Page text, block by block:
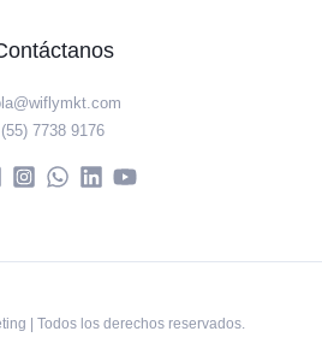
(55) 7738 9176
| Todos los derechos reservados.